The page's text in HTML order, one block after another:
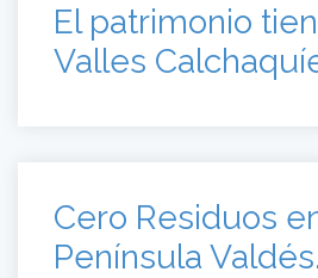
El patrimonio
Valles
Cero Residuos
Península